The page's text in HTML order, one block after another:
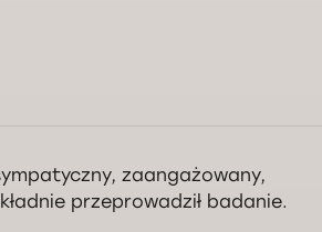
zaangażowany,
przeprowadził badanie.